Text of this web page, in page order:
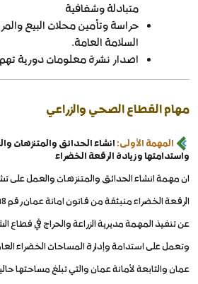
متبادلة وشفافية
حراسة وتأمين محلات البيع
السلامة العامة.
اصدار نشرة معلومات دورية
مهام القطاع الصحي والزراعي
المهمة الأولى:انشاء الحدائق والمتنزهات
واستدامتها وزيادة الرقعة الخضراء
ان مهمة انشاء الحدائق والمتنزهات والعمل على
عن تنفيذ المهمة مديرية الزراعة والحراج في قطاع
وتعمل على استدامة وإدارة المساحات الخضراء